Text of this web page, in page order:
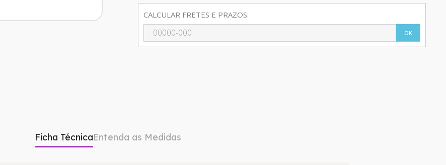
CALCULAR FRETES E PRAZOS:
OK
Ficha TécnicaEntenda as Medidas